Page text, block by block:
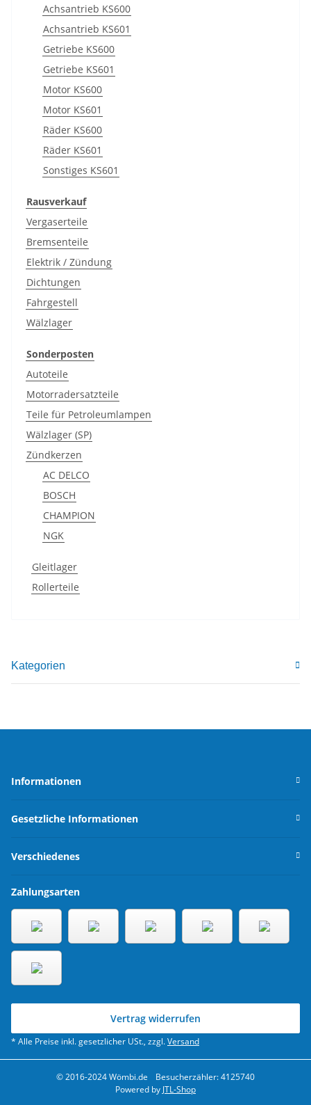
Achsantrieb KS600
Achsantrieb KS601
Getriebe KS600
Getriebe KS601
Motor KS600
Motor KS601
Räder KS600
Räder KS601
Sonstiges KS601
Rausverkauf
Vergaserteile
Bremsenteile
Elektrik / Zündung
Dichtungen
Fahrgestell
Wälzlager
Sonderposten
Autoteile
Motorradersatzteile
Teile für Petroleumlampen
Wälzlager (SP)
Zündkerzen
AC DELCO
BOSCH
CHAMPION
NGK
Gleitlager
Rollerteile
Kategorien
Informationen
Gesetzliche Informationen
Verschiedenes
Zahlungsarten
Vertrag widerrufen
* Alle Preise inkl. gesetzlicher USt., zzgl.Versand
© 2016-2024 Wömbi.de
Besucherzähler: 4125740
Powered by JTL-Shop